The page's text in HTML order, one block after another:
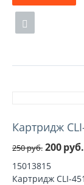
Картридж
250руб. 200руб.
15013815
Картридж CLI-